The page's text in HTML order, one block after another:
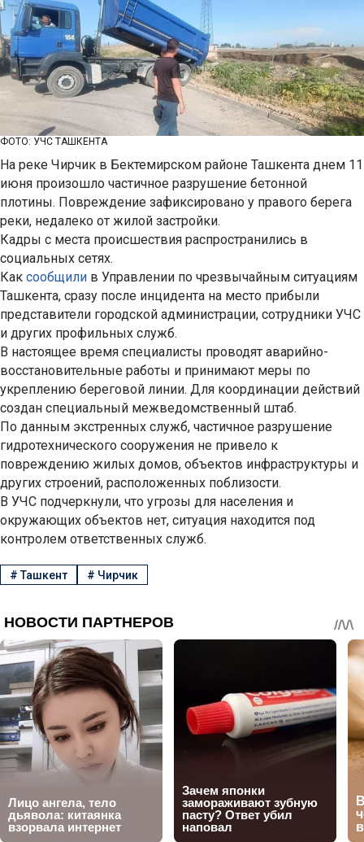
ФОТО: УЧС ТАШКЕНТА
На реке Чирчик в Бектемирском районе Ташкента днем 11
июня произошло частичное разрушение бетонной
плотины. Повреждение зафиксировано у правого берега
реки, недалеко от жилой застройки.
Кадры с места происшествия распространились в
социальных сетях.
Как сообщили в Управлении по чрезвычайным ситуациям
Ташкента, сразу после инцидента на место прибыли
представители городской администрации, сотрудники УЧС
и других профильных служб.
В настоящее время специалисты проводят аварийно-
восстановительные работы и принимают меры по
укреплению береговой линии. Для координации действий
создан специальный межведомственный штаб.
По данным экстренных служб, частичное разрушение
гидротехнического сооружения не привело к
повреждению жилых домов, объектов инфраструктуры и
других строений, расположенных поблизости.
В УЧС подчеркнули, что угрозы для населения и
окружающих объектов нет, ситуация находится под
контролем ответственных служб.
#Ташкент # Чирчик